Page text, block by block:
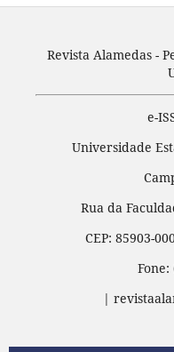
Revista Alamedas -
e-
Universidade
Rua da
CEP: 85903-
Fone:
|